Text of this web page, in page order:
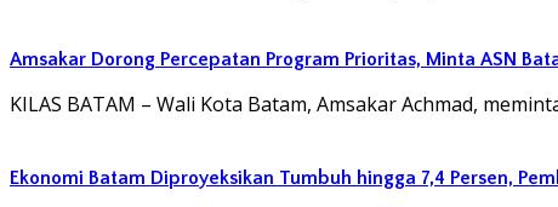
Amsakar Dorong Percepatan Program Prioritas, Minta ASN
KILAS BATAM – Wali Kota Batam, Amsakar Achmad,
Ekonomi Batam Diproyeksikan Tumbuh hingga 7,4 Persen,